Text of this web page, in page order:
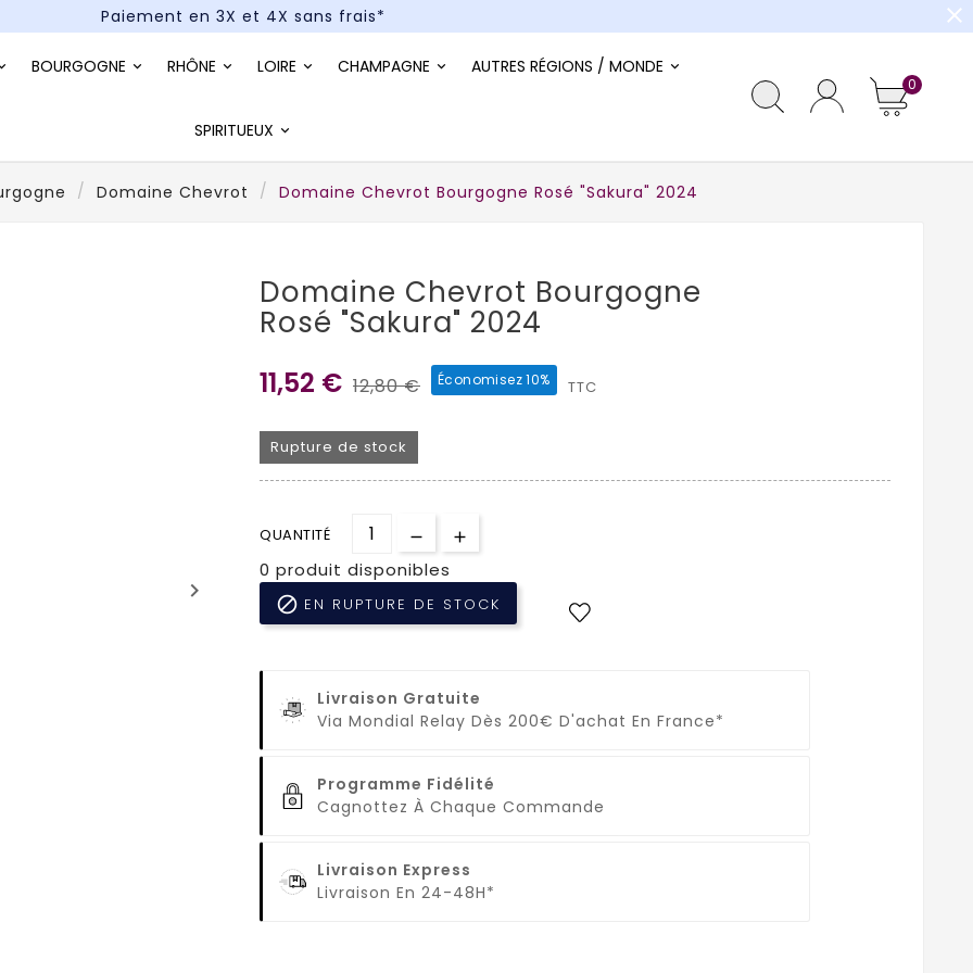
Paiement en 3X et 4X sans frais*
close
BOURGOGNE RHÔNE LOIRE CHAMPAGNE AUTRES RÉGIONS / MONDE
SPIRITUEUX
0
Domaine Chevrot Domaine Chevrot Bourgogne Rosé "Sakura" 2024
keyboard_arrow_right
Domaine Chevrot Bourgogne
Rosé "Sakura" 2024
11,52 € 12,80 € Économisez 10% TTC
Rupture de stock
QUANTITÉ
0 produit disponibles
 EN RUPTURE DE STOCK
Livraison Gratuite
Via Mondial Relay Dès 200€ D'achat En France*
Programme Fidélité
Cagnottez À Chaque Commande
Livraison Express
Livraison En 24-48H*